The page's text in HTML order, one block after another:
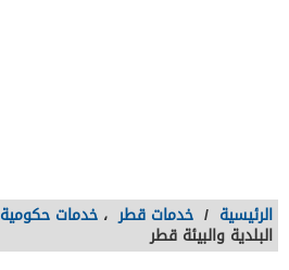
الرئيسية / خدمات قطر ، خدمات حكومية
البلدية والبيئة قطر